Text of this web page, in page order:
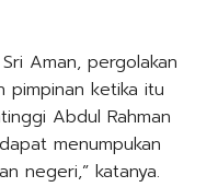
Aman, pergolakan
pimpinan ketika itu
Abdul Rahman
menumpukan
negeri,” katanya.